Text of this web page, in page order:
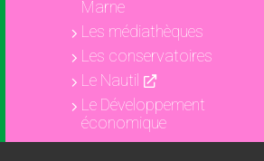
Marne
Les médiathèques
Les conservatoires
Le Nautil
Le Développement
économique